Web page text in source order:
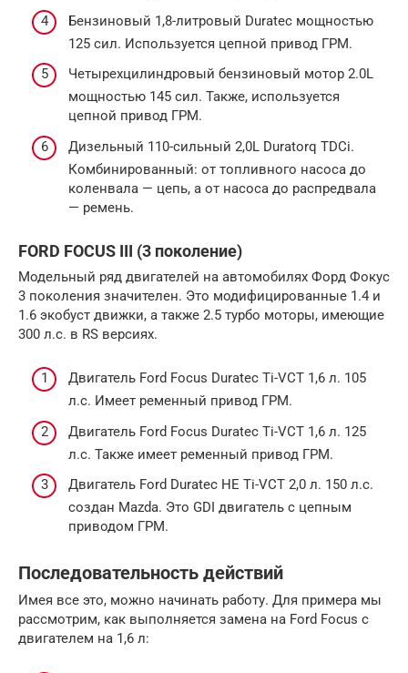
Бензиновый 1,8-литровый Duratec мощностью
125 сил. Используется цепной привод ГРМ.
Четырехцилиндровый бензиновый мотор 2.0L
мощностью 145 сил. Также, используется
цепной привод ГРМ.
Дизельный 110-сильный 2,0L Duratorq TDCi.
Комбинированный: от топливного насоса до
коленвала — цепь, а от насоса до распредвала
— ремень.
FORD FOCUS III (3 поколение)
Модельный ряд двигателей на автомобилях Форд Фокус
3 поколения значителен. Это модифицированные 1.4 и
1.6 экобуст движки, а также 2.5 турбо моторы, имеющие
300 л.с. в RS версиях.
Двигатель Ford Focus Duratec Ti-VCT 1,6 л. 105
л.с. Имеет ременный привод ГРМ.
Двигатель Ford Focus Duratec Ti-VCT 1,6 л. 125
л.с. Также имеет ременный привод ГРМ.
Двигатель Ford Duratec HE Ti-VCT 2,0 л. 150 л.с.
создан Mazda. Это GDI двигатель с цепным
приводом ГРМ.
Последовательность действий
Имея все это, можно начинать работу. Для примера мы
рассмотрим, как выполняется замена на Ford Focus с
двигателем на 1,6 л: